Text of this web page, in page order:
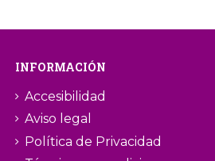
INFORMACIÓN
Accesibilidad
Aviso legal
Política de Privacidad